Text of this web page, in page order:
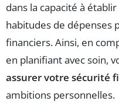
dans la capacité à
habitudes de dépenses
financiers. Ainsi, en
en planifiant avec soin,
assurer votre sécurité
ambitions personnelles.